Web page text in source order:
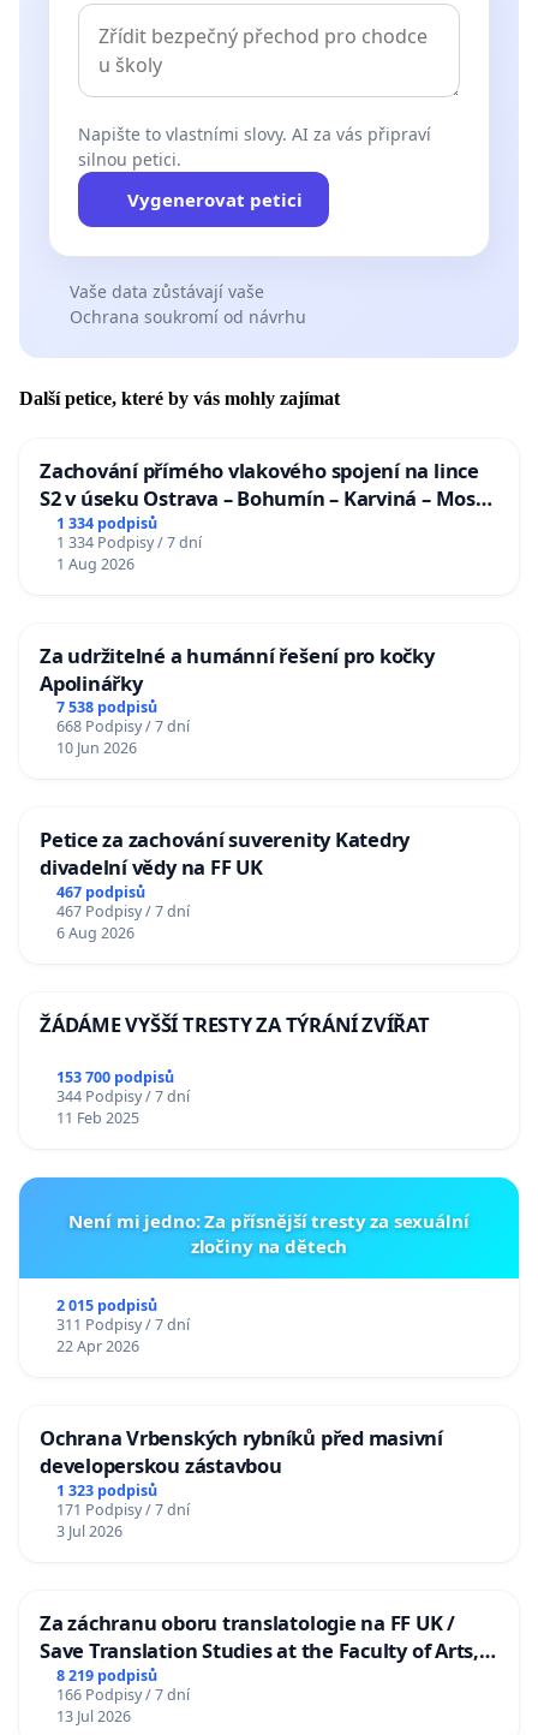
Napište to vlastními slovy. AI za vás připraví
silnou petici.
Vygenerovat petici
Vaše data zůstávají vaše
Ochrana soukromí od návrhu
Další petice, které by vás mohly zajímat
Zachování přímého vlakového spojení na lince
S2 v úseku Ostrava – Bohumín – Karviná – Mosty
u Jablunkova
1 334 podpisů
1 334 Podpisy / 7 dní
1 Aug 2026
Za udržitelné a humánní řešení pro kočky
Apolinářky
7 538 podpisů
668 Podpisy / 7 dní
10 Jun 2026
Petice za zachování suverenity Katedry
divadelní vědy na FF UK
467 podpisů
467 Podpisy / 7 dní
6 Aug 2026
ŽÁDÁME VYŠŠÍ TRESTY ZA TÝRÁNÍ ZVÍŘAT
153 700 podpisů
344 Podpisy / 7 dní
11 Feb 2025
Není mi jedno: Za přísnější tresty za sexuální
zločiny na dětech
2 015 podpisů
311 Podpisy / 7 dní
22 Apr 2026
Ochrana Vrbenských rybníků před masivní
developerskou zástavbou
1 323 podpisů
171 Podpisy / 7 dní
3 Jul 2026
Za záchranu oboru translatologie na FF UK /
Save Translation Studies at the Faculty of Arts,
Charles University
8 219 podpisů
166 Podpisy / 7 dní
13 Jul 2026